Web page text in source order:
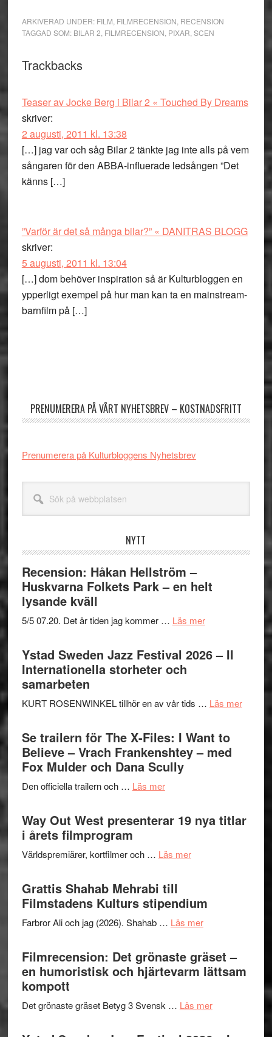
ARKIVERAD UNDER: FILM FILMRECENSION RECENSION
TAGGAD SOM: BILAR 2 FILMRECENSION PIXAR SCEN
Läsarkommentarer
Trackbacks
Teaser av Jocke Berg i Bilar 2 « Touched By Dreams
skriver:
2 augusti, 2011 kl. 13:38
[…] jag var och såg Bilar 2 tänkte jag inte alls på vem
sångaren för den ABBA-influerade ledsången ”Det
känns […]
”Varför är det så många bilar?” « DANITRAS BLOGG
skriver:
5 augusti, 2011 kl. 13:04
[…] dom behöver inspiration så är Kulturbloggen en
ypperligt exempel på hur man kan ta en mainstream-
barnfilm på […]
PRENUMERERA PÅ VÅRT NYHETSBREV – KOSTNADSFRITT
Prenumerera på Kulturbloggens Nyhetsbrev
webbplatsen
NYTT
Recension: Håkan Hellström –
Huskvarna Folkets Park – en helt
lysande kväll
5/5 07.20. Det är tiden jag kommer … Läs merom
Håkan
Hellström
Folkets
–
en
Ystad Sweden Jazz Festival 2026 – II
Internationella storheter och
samarbeten
KURT ROSENWINKEL tillhör en av vår tids … Läs merom
Se trailern för The X-Files: I Want to
Believe – Vrach Frankenshtey – med
Fox Mulder och Dana Scully
Den officiella trailern och … Läs merom
trailern
för
X-
I
Want
to
Believe
Vrach
Frankenshtey
med
Mulder
Way Out West presenterar 19 nya titlar
i årets filmprogram
Världspremiärer, kortfilmer och … Läs merom
presenterar
19
titlar
i
Grattis Shahab Mehrabi till
Filmstadens Kulturs stipendium
Farbror Ali och jag (2026). Shahab … Läs merom
Shahab
Mehrabi
till
Kulturs
Filmrecension: Det grönaste gräset –
en humoristisk och hjärtevarm lättsam
kompott
Det grönaste gräset Betyg 3 Svensk … Läs merom
Det